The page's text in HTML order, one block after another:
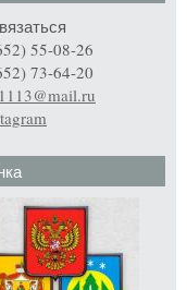
55-08-26
73-64-20